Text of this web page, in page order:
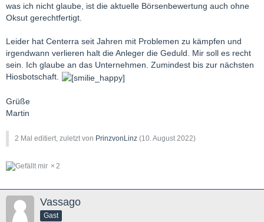
was ich nicht glaube, ist die aktuelle Börsenbewertung auch ohne
Oksut gerechtfertigt.
Leider hat Centerra seit Jahren mit Problemen zu kämpfen und
irgendwann verlieren halt die Anleger die Geduld. Mir soll es recht
sein. Ich glaube an das Unternehmen. Zumindest bis zur nächsten
Hiosbotschaft.
Grüße
Martin
2 Mal editiert, zuletzt von PrinzvonLinz (10. August 2022)
2
Vassago
Gast